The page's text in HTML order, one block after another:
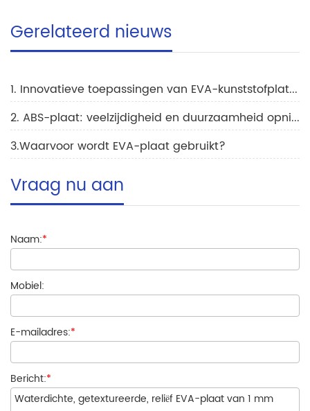
Gerelateerd nieuws
1. Innovatieve toepassingen van EVA-kunststofplaten in de verpakkingsindustrie om de marktgroei te stimuleren
2. ABS-plaat: veelzijdigheid en duurzaamheid opnieuw gedefinieerd
3.Waarvoor wordt EVA-plaat gebruikt?
Vraag nu aan
Naam:*
Mobiel:
E-mailadres:*
Bericht:*